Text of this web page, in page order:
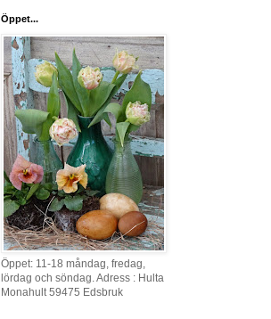
Öppet...
Öppet: 11-18 måndag, fredag,
lördag och söndag. Adress : Hulta
Monahult 59475 Edsbruk